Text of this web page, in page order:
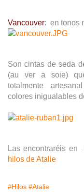
Vancouver: en tonos
Son cintas de seda
(au ver a soie)
totalmente
colores inigualables
Las encontraréis en
hilos de Atalie
#Hilos #Atalie